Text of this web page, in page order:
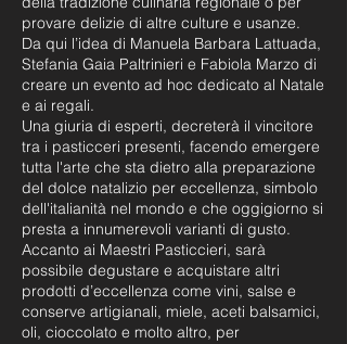
provare delizie di altre culture e usanze.
Da qui l’idea di Manuela Barbara Lattuada,
Stefania Gaia Paltrinieri e Fabiola Marzo di
creare un evento ad hoc dedicato al Natale
e ai regali.
Una giuria di esperti, decreterà il vincitore
tra i pasticceri presenti, facendo emergere
tutta l'arte che sta dietro alla preparazione
del dolce natalizio per eccellenza, simbolo
dell'italianità nel mondo e che oggigiorno si
presta a innumerevoli varianti di gusto.
Accanto ai Maestri Pasticcieri, sarà
possibile degustare e acquistare altri
prodotti d’eccellenza come vini, salse e
conserve artigianali, miele, aceti balsamici,
oli, cioccolato e molto altro, per